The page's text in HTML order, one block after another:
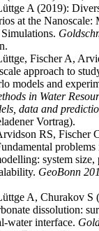
A (2019):
at the Nanoscale:
Fischer A,
approach to
models and
in Water
data and
Vortrag).
RS, Fischer
system size,
GeoBonn
A, Churakov S
dissolution:
water interface.